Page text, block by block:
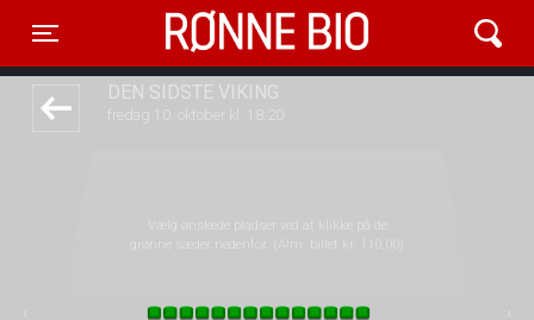
Toggle navigation
Rønne Bio
DEN SIDSTE VIKING
fredag 10. oktober kl. 18:20
Vælg ønskede pladser ved at klikke på de
grønne sæder nedenfor. (Alm. billet kr. 110,00)
front03-cc 054103